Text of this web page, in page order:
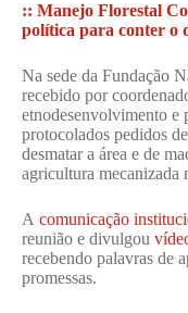
:: Manejo Florestal
política para conter o
Na sede da Fundação
recebido por
etnodesenvolvimento e
protocolados pedidos
desmatar a área e de
agricultura mecanizada
A comunicação
reunião e divulgou
recebendo palavras de
promessas.